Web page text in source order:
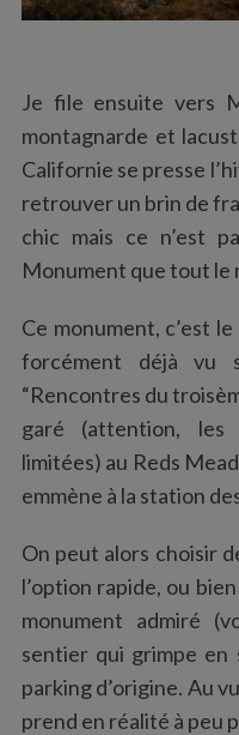
Je file ensuite vers
montagnarde et
Californie se presse
retrouver un brin de
chic mais ce n’est
Monument que tout le
Ce monument, c’est
forcément déjà vu
“Rencontres du
garé (attention,
limitées) au Reds
emmène à la station
On peut alors choisir
l’option rapide, ou
monument admiré
sentier qui grimpe en
parking d’origine. Au
prend en réalité à peu
S
e